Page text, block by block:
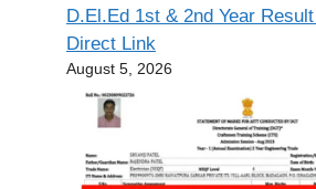
D.El.Ed 1st & 2nd Year
Direct Link
August 5, 2026